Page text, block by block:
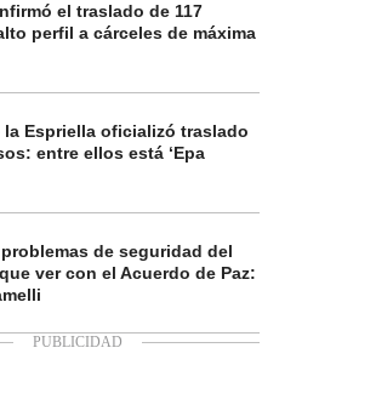
el traslado de 117
perfil a cárceles de máxima
la Espriella oficializó traslado
entre ellos está ‘Epa
de seguridad del
ver con el Acuerdo de Paz: